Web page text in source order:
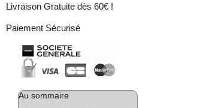
Livraison Gratuite dès 60€ !
Paiement Sécurisé
Au sommaire